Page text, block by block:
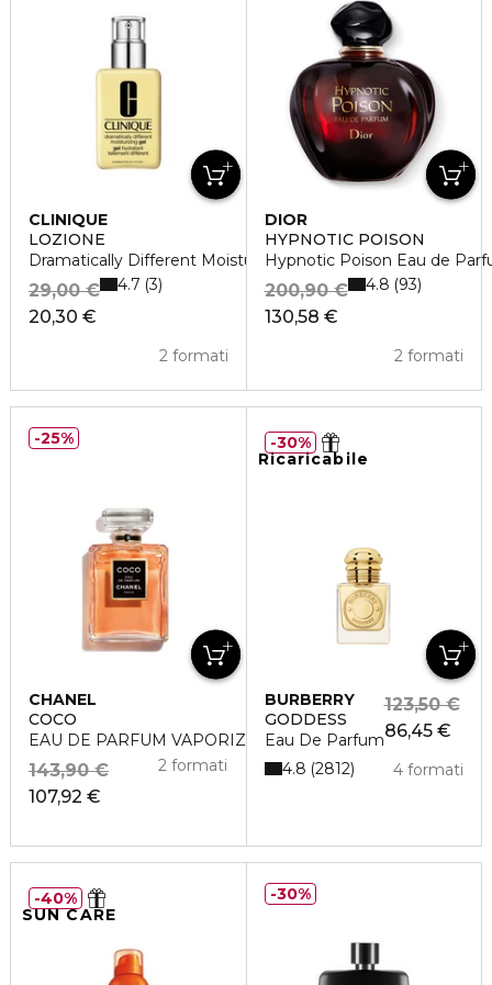
CLINIQUE
LOZIONE
Dramatically Different Moisturizing Lotion +
20,30 €
29,00 €
2 formati
4.7 3
DIOR
HYPNOTIC POISON
Hypnotic Poison Eau de
130,58 €
200,90 €
2 formati
4.8 93
CHANEL
COCO
EAU DE PARFUM VAPORIZZATORE
107,92 €
143,90 € 2 formati
25%
Ricaricabile
BURBERRY
GODDESS
Eau De Parfum86,45 €
123,50 €
4 formati
4.8 2812
30%
SUN CARE
40% 30%